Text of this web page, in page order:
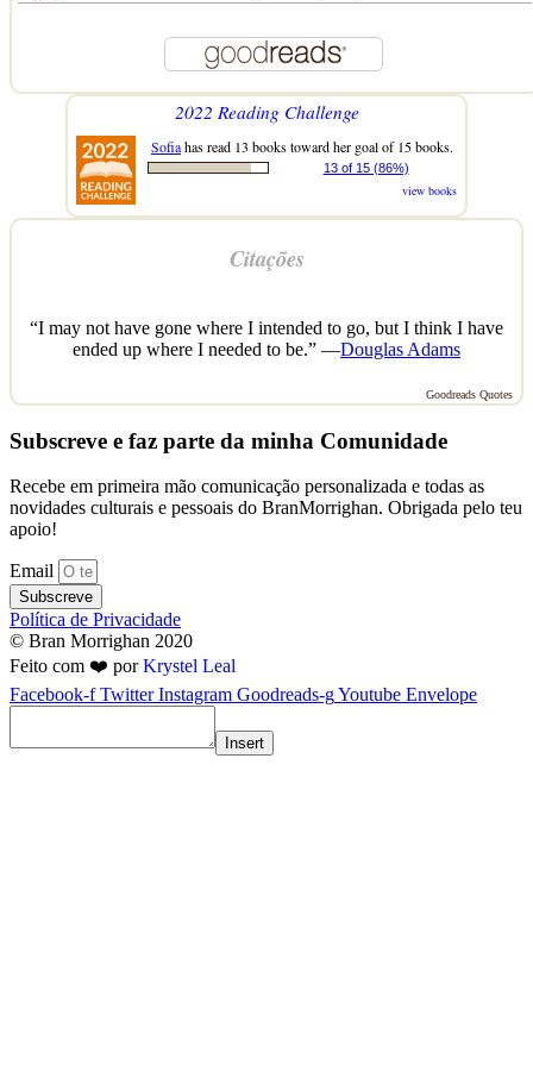
2022 Reading Challenge
Sofiahas read 13 books toward her goal of 15 books.
13 of 15 (86%)
view books
Citações
“I may not have gone where I intended to go, but I think I have
ended up where I needed to be.” —Douglas Adams
Goodreads Quotes
Subscreve e faz parte da minha Comunidade
Recebe em primeira mão comunicação personalizada e todas as
novidades culturais e pessoais do BranMorrighan. Obrigada pelo teu
apoio!
Email
Subscreve
Política de Privacidade
© Bran Morrighan 2020
Feito com ❤️ porKrystel Leal
Facebook-f Twitter Instagram Goodreads-gYoutube Envelope
Insert